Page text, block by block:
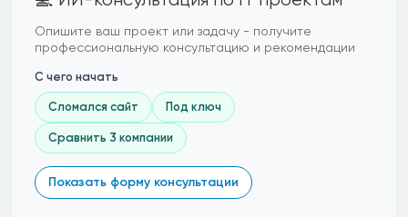
Опишите ваш проект или задачу - получите
профессиональную консультацию и рекомендации
С чего начать
Сломался сайт Под ключ
Сравнить 3 компании
Показать форму консультации